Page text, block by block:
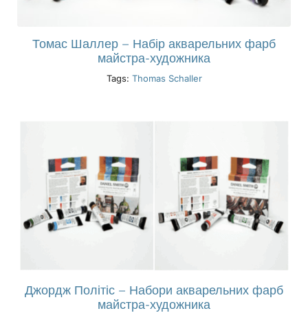
Томас Шаллер – Набір акварельних фарб
майстра-художника
Tags: Thomas Schaller
Джордж Політіс – Набори акварельних фарб
майстра-художника